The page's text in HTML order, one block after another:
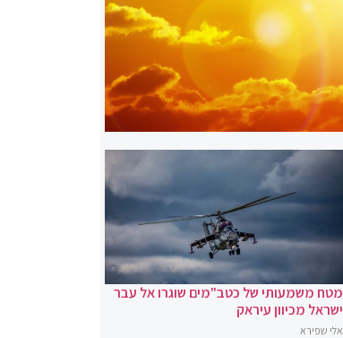
מטח משמעותי של כטב"מים שוגרו אל עבר
ישראל מכיוון עיראק
אלי שפירא